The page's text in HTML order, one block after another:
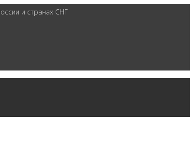
и странах СНГ